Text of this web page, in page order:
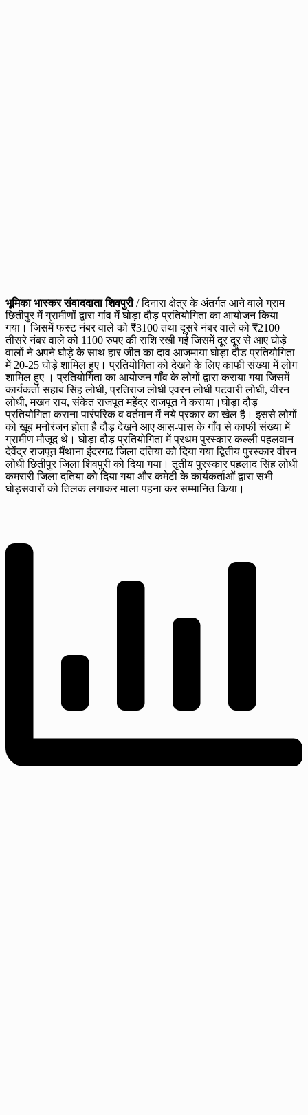
भूमिका भास्कर संवाददाता शिवपुरी/ दिनारा क्षेत्र के अंतर्गत आने वाले ग्राम
छितीपुर में ग्रामीणों द्वारा गांव में घोड़ा दौड़ प्रतियोगिता का आयोजन किया
गया। जिसमें फस्ट नंबर वाले को ₹3100 तथा दूसरे नंबर वाले को ₹2100
तीसरे नंबर वाले को 1100 रुपए की राशि रखी गई जिसमें दूर दूर से आए घोड़े
वालों ने अपने घोड़े के साथ हार जीत का दाव आजमाया घोड़ा दौड प्रतियोगिता
में 20-25 घोड़े शामिल हुए। प्रतियोगिता को देखने के लिए काफी संख्या में लोग
शामिल हुए । प्रतियोगिता का आयोजन गाँव के लोगों द्वारा कराया गया जिसमें
कार्यकर्ता सहाब सिंह लोधी, प्रतिराज लोधी एवरन लोधी पटवारी लोधी, वीरन
लोधी, मखन राय, संकेत राजपूत महेंद्र राजपूत ने कराया।घोड़ा दौड़
प्रतियोगिता कराना पारंपरिक व वर्तमान में नये प्रकार का खेल है। इससे लोगों
को खूब मनोरंजन होता है दौड़ देखने आए आस-पास के गाँव से काफी संख्या में
ग्रामीण मौजूद थे। घोड़ा दौड़ प्रतियोगिता में प्रथम पुरस्कार कल्ली पहलवान
देवेंद्र राजपूत मैंथाना इंदरगढ जिला दतिया को दिया गया द्वितीय पुरस्कार वीरन
लोधी छितीपुर जिला शिवपुरी को दिया गया। तृतीय पुरस्कार पहलाद सिंह लोधी
कमरारी जिला दतिया को दिया गया और कमेटी के कार्यकर्ताओं द्वारा सभी
घोड़सवारों को तिलक लगाकर माला पहना कर सम्मानित किया।